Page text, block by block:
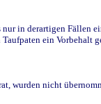
in derartigen
ein Vorbehalt
wurden nicht